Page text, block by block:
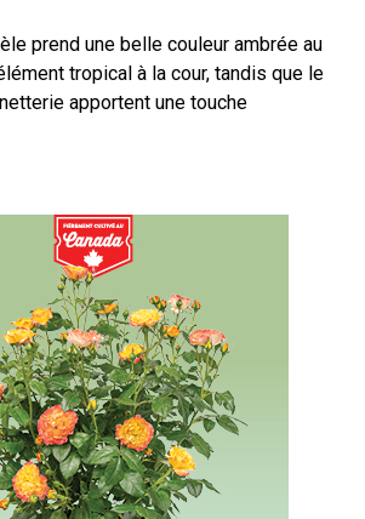
prend une belle couleur ambrée au
tropical à la cour, tandis que le
apportent une touche